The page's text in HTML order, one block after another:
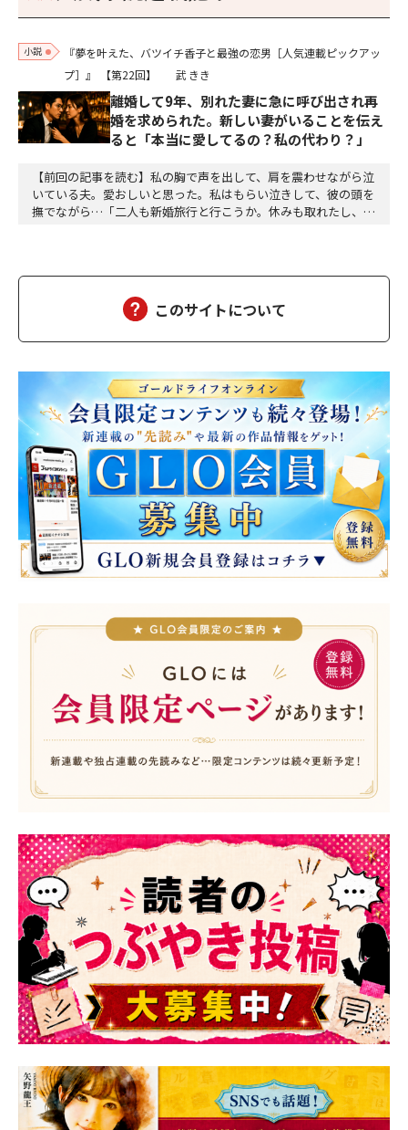
小説
『夢を叶えた、バツイチ香子と最強の恋男［人気連載ピックアッ
プ］』
【第22回】 武 きき
離婚して9年、別れた妻に急に呼び出され再
婚を求められた。新しい妻がいることを伝え
ると「本当に愛してるの？私の代わり？」
【前回の記事を読む】私の胸で声を出して、肩を震わせながら泣
いている夫。愛おしいと思った。私はもらい泣きして、彼の頭を
撫でながら…「二人も新婚旅行と行こうか。休みも取れたし、仕
泊延長するけどどうする？ ああ、分かった。じゃ、一泊…
このサイトについて